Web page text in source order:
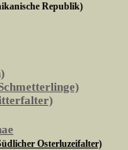
Republik)
Osterluzeifalter)